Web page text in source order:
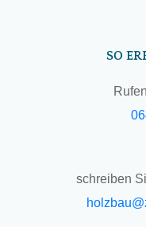
SO
schreiben